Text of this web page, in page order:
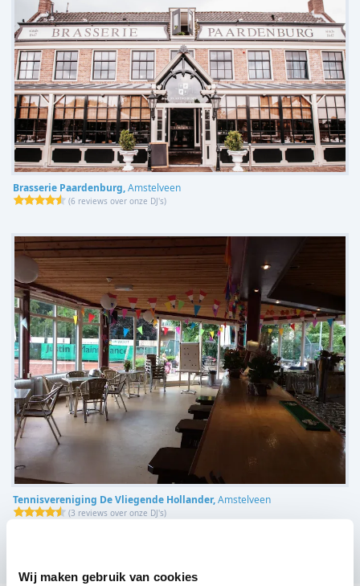
Wij maken gebruik van cookies
Brasserie Paardenburg,Amstelveen
(6 reviews over onze DJ's)
Tennisvereniging De Vliegende Hollander,Amstelveen
(3 reviews over onze DJ's)